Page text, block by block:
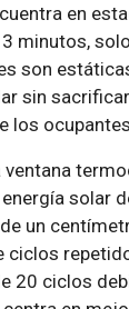
en
minutos,
son
sin
los
solar
un
20 ciclos